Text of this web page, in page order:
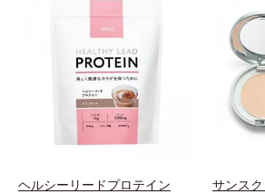
＝乾燥を
へ導く保
（エルゴ
え、すこ
物由来ア
＝乱れた
荒れを防
高保湿タ
「オルビス アクアニスト」。乾燥
敏感スランプの原因にアプローチす
る持続型トリプルアミノ酸(*4)を配
合。もともと体内にあるアミノ酸は
異物として排出されにくく、肌にと
どまってうるおいを蓄えてくれま
す。刺激を受けやすくなった角層を
指します。無油分・無着色・無香
望の敏感
「オルビ
敏感スラ
る持続型
合。もと
異物とし
どまって
指します
ヘルシーリードプロテイン サンス